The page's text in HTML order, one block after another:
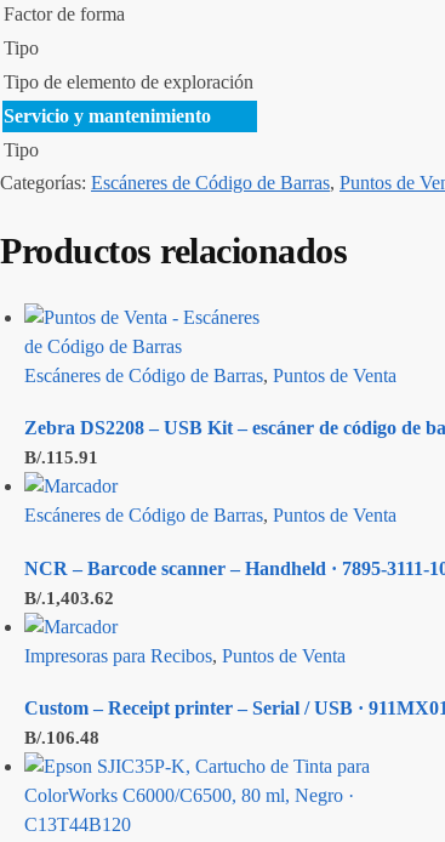
Factor de forma
Tipo
Tipo de elemento de exploración
Servicio y mantenimiento
Tipo
Categorías: Escáneres de Código de Barras, Puntos de
Productos relacionados
Escáneres de Código de Barras, Puntos de Venta
Zebra DS2208 – USB Kit – escáner de código de
B/.115.91
Escáneres de Código de Barras, Puntos de Venta
NCR – Barcode scanner – Handheld · 7895-3111-
B/.1,403.62
Impresoras para Recibos, Puntos de Venta
Custom – Receipt printer – Serial / USB ·
B/.106.48